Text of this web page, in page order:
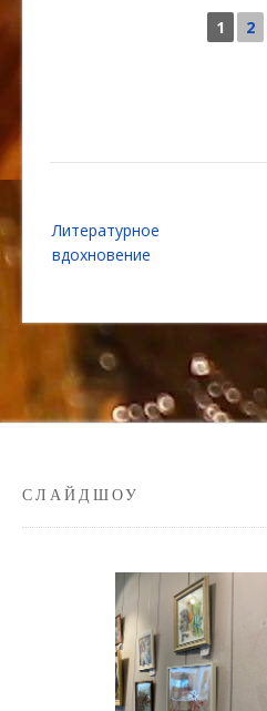
1 2
по
записям
Литературное
вдохновение
СЛАЙДШОУ